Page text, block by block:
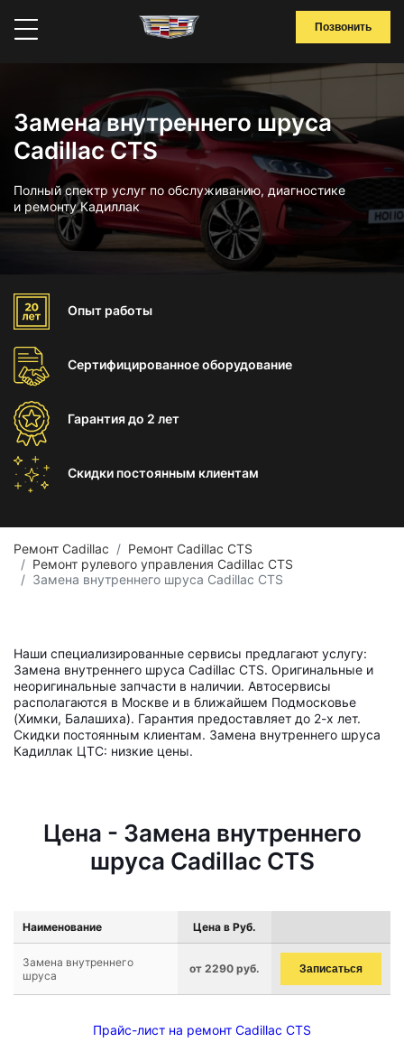
Позвонить
Замена внутреннего шруса
Cadillac CTS
Полный спектр услуг по обслуживанию, диагностике
и ремонту Кадиллак
Опыт работы
Сертифицированноеоборудование
Гарантиядо 2 лет
Скидки постоянным клиентам
Ремонт Cadillac
Ремонт Cadillac CTS
Ремонт рулевого управления Cadillac CTS
Замена внутреннего шруса Cadillac CTS
Наши специализированные сервисы предлагают услугу:
Замена внутреннего шруса Cadillac CTS. Оригинальные и
неоригинальные запчасти в наличии. Автосервисы
располагаются в Москве и в ближайшем Подмосковье
(Химки, Балашиха). Гарантия предоставляет до 2-х лет.
Скидки постоянным клиентам. Замена внутреннего шруса
Кадиллак ЦТС: низкие цены.
Цена - Замена внутреннего
шруса Cadillac CTS
Наименование Цена в Руб.
Замена внутреннего
шруса
от 2290 руб. Записаться
Прайс-лист на ремонт Cadillac CTS